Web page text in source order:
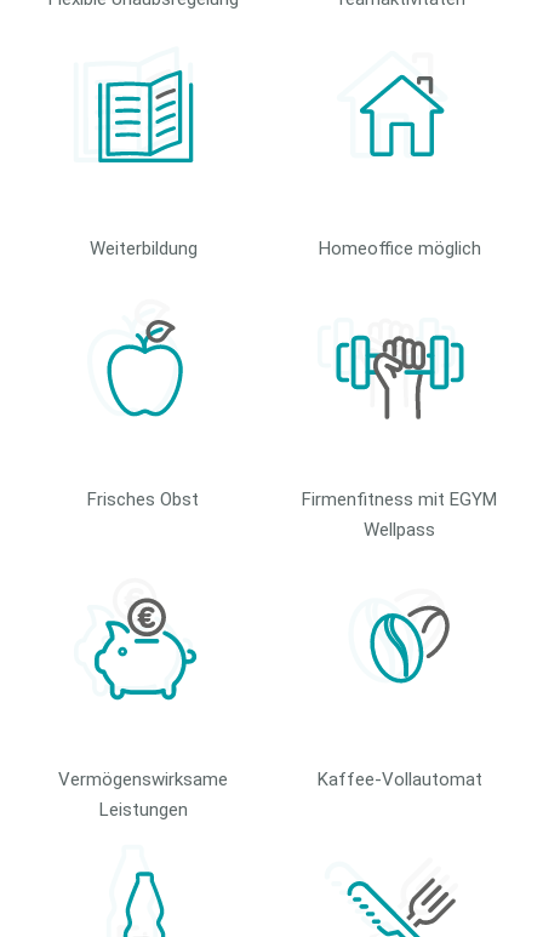
Weiterbildung Homeoffice möglich
Frisches Obst
Firmenfitness mit EGYM
Wellpass
Vermögenswirksame
Leistungen
Kaffee-Vollautomat